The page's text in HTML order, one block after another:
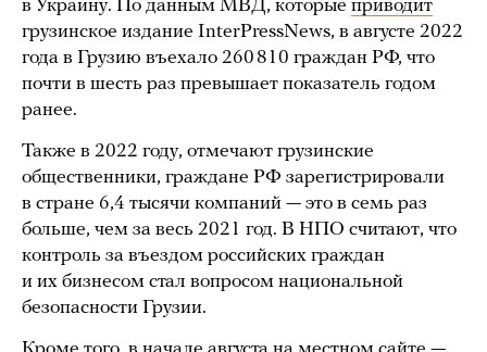
в Украину. По данным МВД, которые приводит
грузинское издание InterPressNews, в августе 2022
года в Грузию въехало 260 810 граждан РФ, что
почти в шесть раз превышает показатель годом
ранее.
Также в 2022 году, отмечают грузинские
общественники, граждане РФ зарегистрировали
в стране 6,4 тысячи компаний — это в семь раз
больше, чем за весь 2021 год. В НПО считают, что
контроль за въездом российских граждан
и их бизнесом стал вопросом национальной
безопасности Грузии.